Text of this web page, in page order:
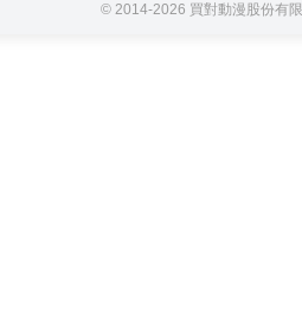
© 2014-2026 買對動漫股份有